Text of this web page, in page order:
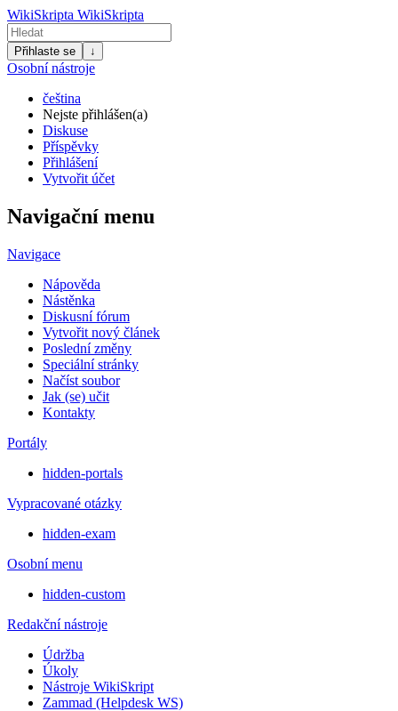
WikiSkripta WikiSkripta
Přihlaste se ↓
Osobní nástroje
čeština
Nejste přihlášen(a)
Diskuse
Příspěvky
Přihlášení
Vytvořit účet
Navigační menu
Navigace
Nápověda
Nástěnka
Diskusní fórum
Vytvořit nový článek
Poslední změny
Speciální stránky
Načíst soubor
Jak (se) učit
Kontakty
Portály
hidden-portals
Vypracované otázky
hidden-exam
Osobní menu
hidden-custom
Redakční nástroje
Údržba
Úkoly
Nástroje WikiSkript
Zammad (Helpdesk WS)